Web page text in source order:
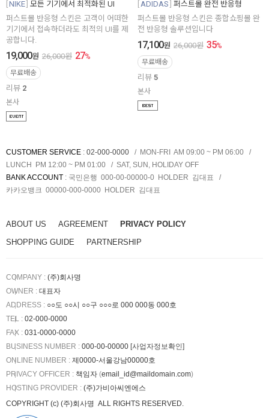
NIKE 모든 기기에서 최적화된 UI
퍼스트몰 반응형 스킨은 고객이 어떠한
기기에서 접속하더라도 최적의 UI를 제
공합니다.
19,000원 26,000원 27%
무료배송
리뷰 2
본사
ADIDAS 퍼스트몰 완전 반응형
퍼스트몰 반응형 스킨은 종합쇼핑몰 완
전 반응형 솔루션입니다
17,100원 26,000원 35%
무료배송
리뷰 5
본사
CUSTOMER SERVICE : 02-000-0000
MON-FRI AM 09:00 ~ PM 06:00
LUNCH PM 12:00 ~ PM 01:00
SAT, SUN, HOLIDAY OFF
BANK ACCOUNT : 국민은행 000-00-00000-0 HOLDER 김대표
카카오뱅크 00000-000-0000 HOLDER 김대표
ABOUT US AGREEMENT
PRIVACY POLICY
SHOPPING GUIDE
PARTNERSHIP
COMPANY : (주)회사명
OWNER : 대표자
ADDRESS : ○○도 ○○시 ○○구 ○○○로 000 000동 000호
TEL : 02-000-0000
FAX : 031-0000-0000
BUSINESS NUMBER : 000-00-00000 [사업자정보확인]
ONLINE NUMBER : 제0000-서울강남00000호
PRIVACY OFFICER : 책임자 (email_id@maildomain.com)
HOSTING PROVIDER : (주)가비아씨엔에스
COPYRIGHT (c) (주)회사명 ALL RIGHTS RESERVED.